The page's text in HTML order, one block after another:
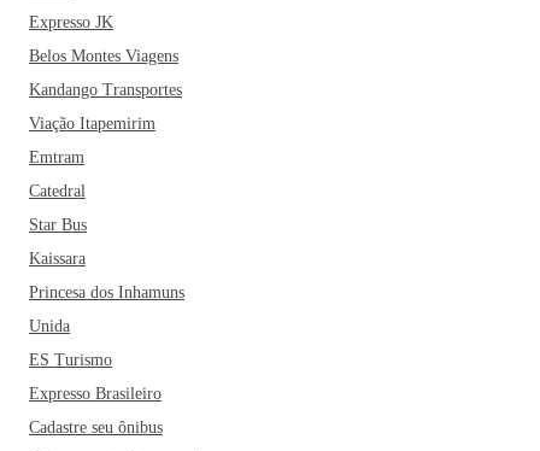
Expresso JK
Belos Montes Viagens
Kandango Transportes
Viação Itapemirim
Emtram
Catedral
Star Bus
Kaissara
Princesa dos Inhamuns
Unida
ES Turismo
Expresso Brasileiro
Cadastre seu ônibus